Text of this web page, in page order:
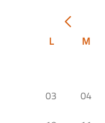
L M
03
04